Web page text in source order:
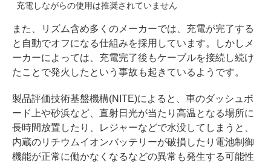
充電しながらの使用は推奨されていません
また、リズム含め多くのメーカーでは、充電が完了する
と自動でオフになる仕組みを採用しています。しかしメ
ーカーによっては、充電完了後もケーブルを接続し続け
たことで発火したという事故も起きているようです。
製品評価技術基盤機構(NITE)によると、車のダッシュボ
ード上や砂浜など、直射日光が当たり高温となる場所に
長時間放置したり、レジャーなどで水没してしまうと、
内蔵のリチウムイオンバッテリーが破損したり電池制御
機能が正常に働かなくなるなどの異常も発生する可能性